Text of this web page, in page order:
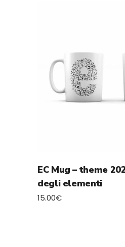
EC Mug – theme
degli elementi
15.00€